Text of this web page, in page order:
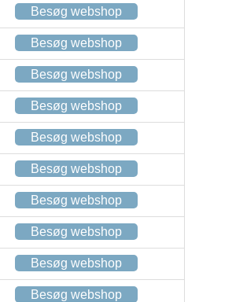
Besøg webshop
Besøg webshop
Besøg webshop
Besøg webshop
Besøg webshop
Besøg webshop
Besøg webshop
Besøg webshop
Besøg webshop
Besøg webshop